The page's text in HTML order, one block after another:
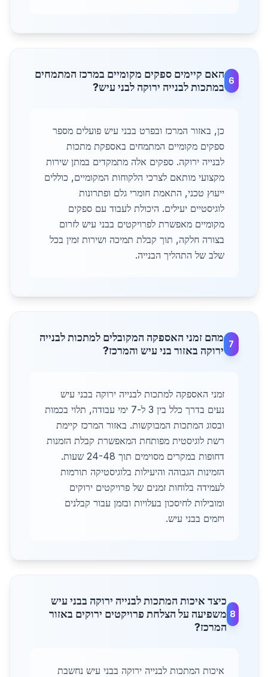
6
האם קיימים ספקים מקומיים במרכז המתמחים
במתכות לבנייה ירוקה לבני עיש?
כן, באזור המרכז ובפרט בבני עיש פועלים מספר
ספקים מקומיים המתמחים באספקת מתכות
לבנייה ירוקה. ספקים אלה מתמקדים במתן שירות
מקצועי מותאם לצרכי הלקוחות המקומיים, כוללים
ייעוץ טכני, התאמת חומרי גלם ופתרונות
לוגיסטיים יעילים. היכולת לעבוד עם ספקים
מקומיים מאפשרת לפרויקטים בבני עיש לזרום
בצורה חלקה, תוך קבלת תמיכה ושירות זמין בכל
שלב של התהליך הבנייה.
7
מהם זמני האספקה המקובלים למתכות לבנייה
ירוקה באזור בני עיש והמרכז?
זמני האספקה למתכות לבנייה ירוקה בבני עיש
נעים בדרך כלל בין 3 ל-7 ימי עבודה, תלוי בכמות
ובסוג המתכות המבוקשות. באזור המרכז קיימת
רשת לוגיסטית מפותחת המאפשרת קבלת הזמנות
דחופות במקרים מסוימים תוך 24-48 שעות.
הזמינות הגבוהה והיעילות בלוגיסטיקה תורמות
לעמידה בלוחות זמנים של פרויקטים ירוקים
ומובילות לחיסכון בעלויות ובזמן עבור קבלנים
ויזמים בבני עיש.
8
כיצד איכות המתכות לבנייה ירוקה בבני עיש
משפיעה על הצלחת פרויקטים ירוקים באזור
המרכז?
איכות המתכות לבנייה ירוקה בבני עיש נחשבת